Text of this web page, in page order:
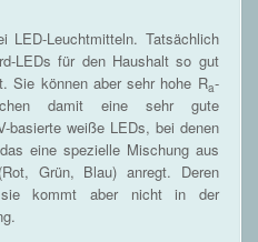
LED-Leuchtmitteln. Tatsächlich
LEDs für den Haushalt so gut
Sie können aber sehr hohe Ra-
damit eine sehr gute
basierte weiße LEDs, bei denen
eine spezielle Mischung aus
Grün, Blau) anregt. Deren
sie kommt aber nicht in der